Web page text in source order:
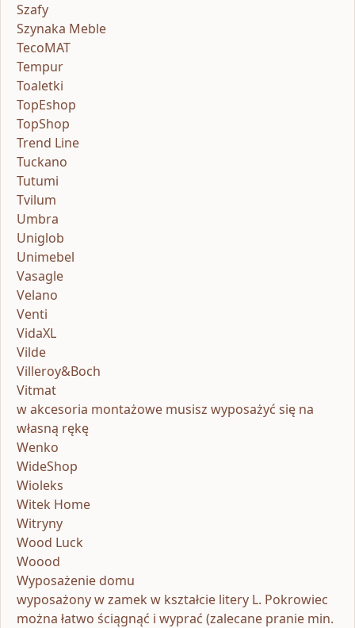
Szafy
Szynaka Meble
TecoMAT
Tempur
Toaletki
TopEshop
TopShop
Trend Line
Tuckano
Tutumi
Tvilum
Umbra
Uniglob
Unimebel
Vasagle
Velano
Venti
VidaXL
Vilde
Villeroy&Boch
Vitmat
w akcesoria montażowe musisz wyposażyć się na
własną rękę
Wenko
WideShop
Wioleks
Witek Home
Witryny
Wood Luck
Woood
Wyposażenie domu
wyposażony w zamek w kształcie litery L. Pokrowiec
można łatwo ściągnąć i wyprać (zalecane pranie min.